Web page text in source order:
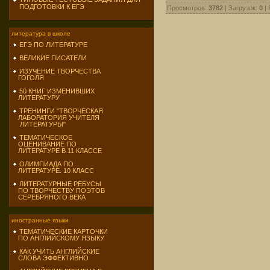
ПОДГОТОВКИ К ЕГЭ
литература в школе
ЕГЭ ПО ЛИТЕРАТУРЕ
ВЕЛИКИЕ ПИСАТЕЛИ
ИЗУЧЕНИЕ ТВОРЧЕСТВА
ГОГОЛЯ
50 КНИГ ИЗМЕНИВШИХ
ЛИТЕРАТУРУ
ТРЕНИНГИ "ТВОРЧЕСКАЯ
ЛАБОРАТОРИЯ УЧИТЕЛЯ
ЛИТЕРАТУРЫ"
ТЕМАТИЧЕСКОЕ
ОЦЕНИВАНИЕ ПО
ЛИТЕРАТУРЕ В 11 КЛАССЕ
ОЛИМПИАДА ПО
ЛИТЕРАТУРЕ. 10 КЛАСС
ЛИТЕРАТУРНЫЕ РЕБУСЫ
ПО ТВОРЧЕСТВУ ПОЭТОВ
СЕРЕБРЯНОГО ВЕКА
иностранные языки
ТЕМАТИЧЕСКИЕ КАРТОЧКИ
ПО АНГЛИЙСКОМУ ЯЗЫКУ
КАК УЧИТЬ АНГЛИЙСКИЕ
СЛОВА ЭФФЕКТИВНО
Просмотров: 3782 | Загрузок: 0 |